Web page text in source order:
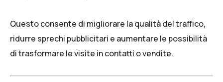
Questo consente di migliorare la qualità del traffico,
ridurre sprechi pubblicitari e aumentare le possibilità
di trasformare le visite in contatti o vendite.